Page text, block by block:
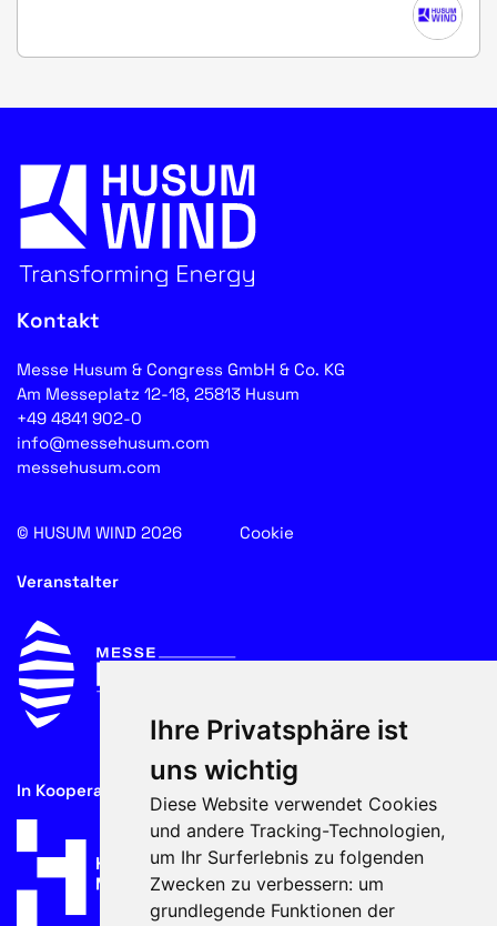
Ihre Privatsphäre ist
uns wichtig
Diese Website verwendet Cookies
und andere Tracking-Technologien,
um Ihr Surferlebnis zu folgenden
Zwecken zu verbessern: um
grundlegende Funktionen der
Kontakt
Messe Husum & Congress GmbH & Co. KG
Am Messeplatz 12-18, 25813 Husum
+49 4841 902-0
info@messehusum.com
messehusum.com
© HUSUM WIND 2026 Cookie
Veranstalter
In Kooperation mit